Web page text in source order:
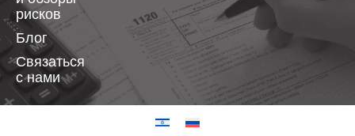
рисков
Блог
Связаться
с нами